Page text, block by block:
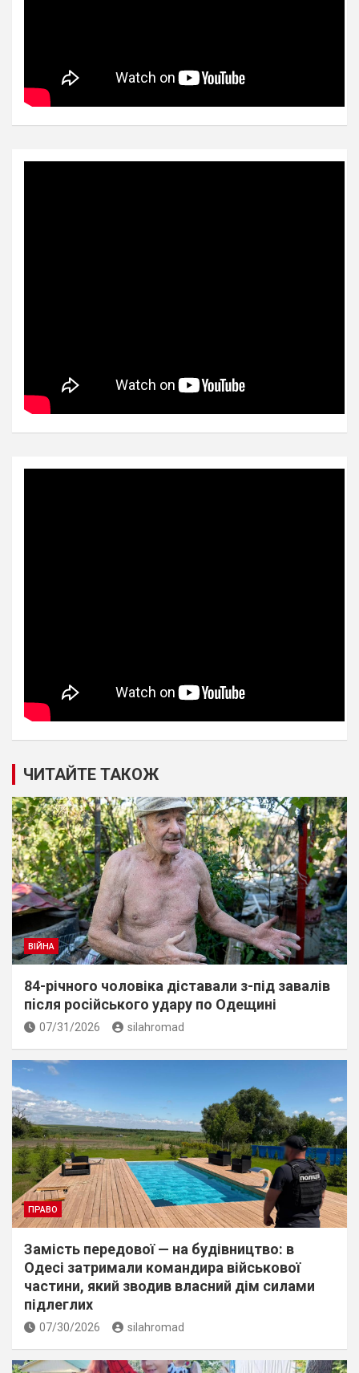
ЧИТАЙТЕ ТАКОЖ
ВІЙНА
84-річного чоловіка діставали з-під завалів
пiсля росiйського удару по Одещині
07/31/2026 silahromad
ПРАВО
Замість передової — на будівництво: в
Одесі затримали командира військової
частини, який зводив власний дім силами
підлеглих
07/30/2026 silahromad